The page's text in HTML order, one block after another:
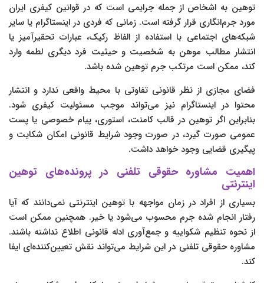
توهین به اشخاص از جمله جرایمی است که در قوانین کیفری ایران
مورد جرم‌انگاری قرار گرفته است. زمانی که فردی در اینستاگرام یا سایر
شبکه‌های اجتماعی با استفاده از الفاظ رکیک، عبارات تحقیرآمیز یا
انتشار مطالب موهن به شخصیت و حیثیت فرد دیگری لطمه وارد
کند، ممکن است مرتکب جرم توهین شده باشد.
فضای مجازی از نظر قانونی تفاوتی با محیط واقعی ندارد و انتشار
محتوا در اینستاگرام نیز می‌تواند موجب مسئولیت کیفری شود.
بنابراین اگر توهین در قالب کامنت، استوری، پیام خصوصی یا پست
عمومی صورت گیرد، در صورت وجود شرایط قانونی امکان شکایت و
پیگیری قضایی وجود خواهد داشت.
اهمیت مشاوره حقوقی تلفنی در پرونده‌های توهین
اینترنتی
بسیاری از افراد در زمان مواجهه با توهین اینترنتی نمی‌دانند که آیا
رفتار انجام شده جرم محسوب می‌شود یا خیر. همچنین ممکن است
از نحوه تنظیم شکواییه و جمع‌آوری ادله قانونی اطلاع نداشته باشند.
مشاوره حقوقی تلفنی در این شرایط می‌تواند نقش تعیین‌کننده‌ای ایفا
کند.